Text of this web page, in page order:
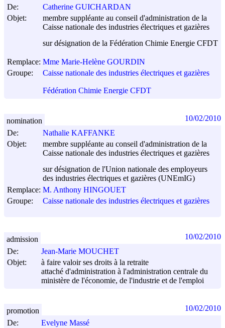
De:
Catherine GUICHARDAN
Objet:
membre suppléante au conseil d'administration de la
Caisse nationale des industries électriques et gazières
sur désignation de la Fédération Chimie Energie CFDT
Remplace: Mme Marie-Helène GOURDIN
Groupe:
Caisse nationale des industries électriques et gazières
Fédération Chimie Energie CFDT
De:
Nathalie KAFFANKE
Objet:
membre suppléante au conseil d'administration de la
Caisse nationale des industries électriques et gazières
sur désignation de l'Union nationale des employeurs
des industries électriques et gazières (UNEmIG)
Remplace: M. Anthony HINGOUET
Groupe:
Caisse nationale des industries électriques et gazières
nomination 10/02/2010
De:
Jean-Marie MOUCHET
Objet:
à faire valoir ses droits à la retraite
attaché d'administration à l'administration centrale du
ministère de l'économie, de l'industrie et de l'emploi
admission 10/02/2010
De:
Evelyne Massé
promotion 10/02/2010